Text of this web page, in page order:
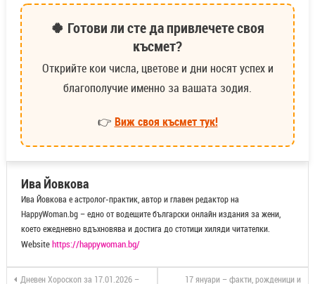
🍀 Готови ли сте да привлечете своя
късмет?
Открийте кои числа, цветове и дни носят успех и
благополучие именно за вашата зодия.
👉 Виж своя късмет тук!
Ива Йовкова
Ива Йовкова е астролог-практик, автор и главен редактор на
HappyWoman.bg – едно от водещите български онлайн издания за жени,
което ежедневно вдъхновява и достига до стотици хиляди читателки.
Websitehttps://happywoman.bg/
Дневен Хороскоп за 17.01.2026 –
17 януари – факти, рожденици и